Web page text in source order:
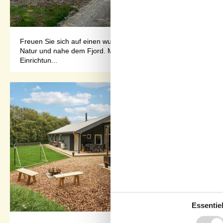
Freuen Sie sich auf einen wunderbaren Urlaub in diesem
Natur und nahe dem Fjord. Machen Sie es sich hier mit Ihren
Einrichtun...